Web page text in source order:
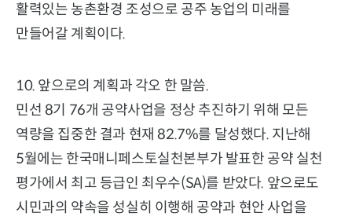
활력있는 농촌환경 조성으로 공주 농업의 미래를
만들어갈 계획이다.
10. 앞으로의 계획과 각오 한 말씀.
민선 8기 76개 공약사업을 정상 추진하기 위해 모든
역량을 집중한 결과 현재 82.7%를 달성했다. 지난해
5월에는 한국매니페스토실천본부가 발표한 공약 실천
평가에서 최고 등급인 최우수(SA)를 받았다. 앞으로도
시민과의 약속을 성실히 이행해 공약과 현안 사업을